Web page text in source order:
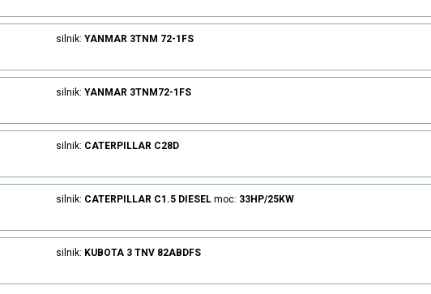
silnik:YANMAR 3TNM 72-1FS
silnik:YANMAR 3TNM72-1FS
silnik: CATERPILLAR C28D
silnik: CATERPILLAR C1.5 DIESEL moc: 33HP/25KW
silnik: KUBOTA 3 TNV 82ABDFS